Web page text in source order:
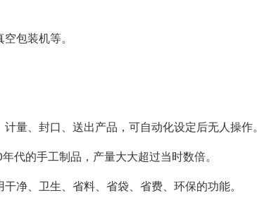
包装机等。
量、封口、送出产品，可自动化设定后无人操作。
代的手工制品，产量大大超过当时数倍。
净、卫生、省料、省袋、省费、环保的功能。